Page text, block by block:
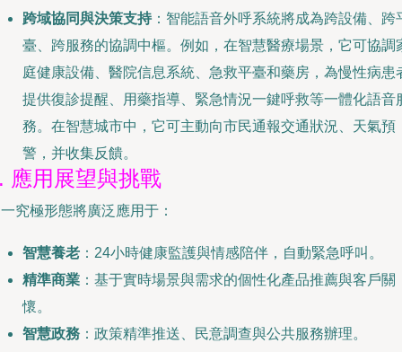
跨域協同與決策支持：智能語音外呼系統將成為跨設備、跨
臺、跨服務的協調中樞。例如，在智慧醫療場景，它可協調
庭健康設備、醫院信息系統、急救平臺和藥房，為慢性病患
提供復診提醒、用藥指導、緊急情況一鍵呼救等一體化語音
務。在智慧城市中，它可主動向市民通報交通狀況、天氣預
警，并收集反饋。
應用展望與挑戰
究極形態將廣泛應用于：
智慧養老 ：24小時健康監護與情感陪伴，自動緊急呼叫。
精準商業 ：基于實時場景與需求的個性化產品推薦與客戶關
懷。
智慧政務 ：政策精準推送、民意調查與公共服務辦理。